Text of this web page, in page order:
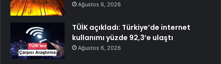
Ağustos 6, 2026
TÜİK açıkladı: Türkiye’de internet
kullanımı yüzde 92,3’e ulaştı
Ağustos 6, 2026